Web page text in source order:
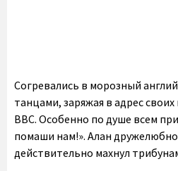
Согревались в морозный
танцами, заряжая в адрес
BBC. Особенно по душе всем
помаши нам!». Алан дружелюбно
действительно махнул